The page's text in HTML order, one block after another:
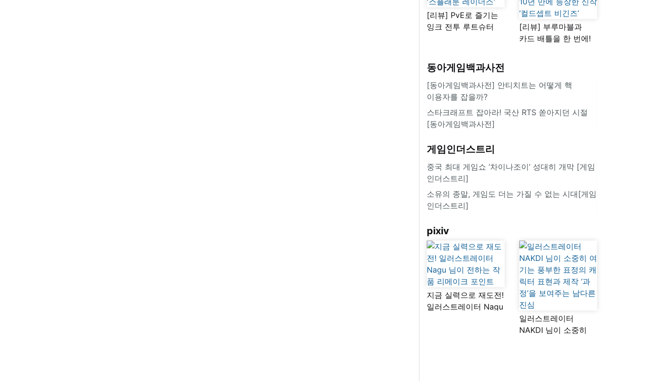
[리뷰] PvE로 즐기는
잉크 전투 루트슈터
[리뷰] 부루마블과
카드 배틀을 한 번에!
동아게임백과사전
[동아게임백과사전] 안티치트는 어떻게 핵
이용자를 잡을까?
스타크래프트 잡아라! 국산 RTS 쏟아지던 시절
[동아게임백과사전]
게임인더스트리
중국 최대 게임쇼 ‘차이나조이’ 성대히 개막 [게임
인더스트리]
소유의 종말, 게임도 더는 가질 수 없는 시대[게임
인더스트리]
pixiv
지금 실력으로 재도전!
일러스트레이터 Nagu
일러스트레이터
NAKDI 님이 소중히